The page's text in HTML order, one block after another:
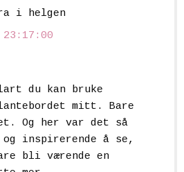
i helgen
du kan bruke
mitt. Bare
Og her var det så
inspirerende å se,
bli værende en